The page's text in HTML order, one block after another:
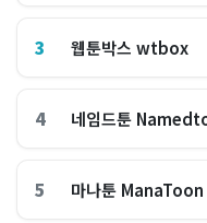
3 웹툰박스 wtbox
4 네임드툰
5 마나툰 ManaToon